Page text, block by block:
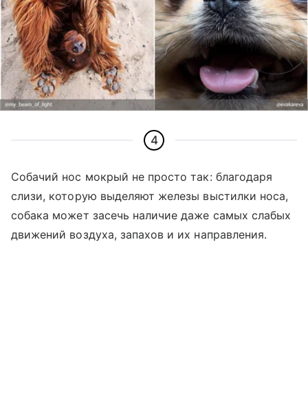
4
Собачий нос мокрый не просто так: благодаря
слизи, которую выделяют железы выстилки носа,
собака может засечь наличие даже самых слабых
движений воздуха, запахов и их направления.